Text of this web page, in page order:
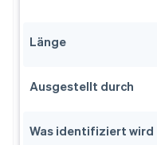
Länge
Ausgestellt durch
Was identifiziert wird